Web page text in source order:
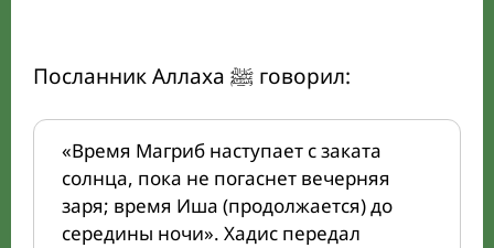
Посланник Аллаха ﷺ говорил:
«Время Магриб наступает с заката
солнца, пока не погаснет вечерняя
заря; время Иша (продолжается) до
середины ночи». Хадис передал